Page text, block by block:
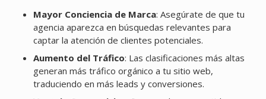
Mayor Conciencia de Marca: Asegúrate de que tu
agencia aparezca en búsquedas relevantes para
captar la atención de clientes potenciales.
Aumento del Tráfico: Las clasificaciones más altas
generan más tráfico orgánico a tu sitio web,
traduciendo en más leads y conversiones.